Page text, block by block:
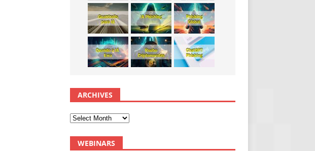
ARCHIVES
WEBINARS